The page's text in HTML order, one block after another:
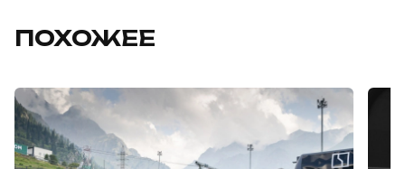
ПОХОЖЕЕ